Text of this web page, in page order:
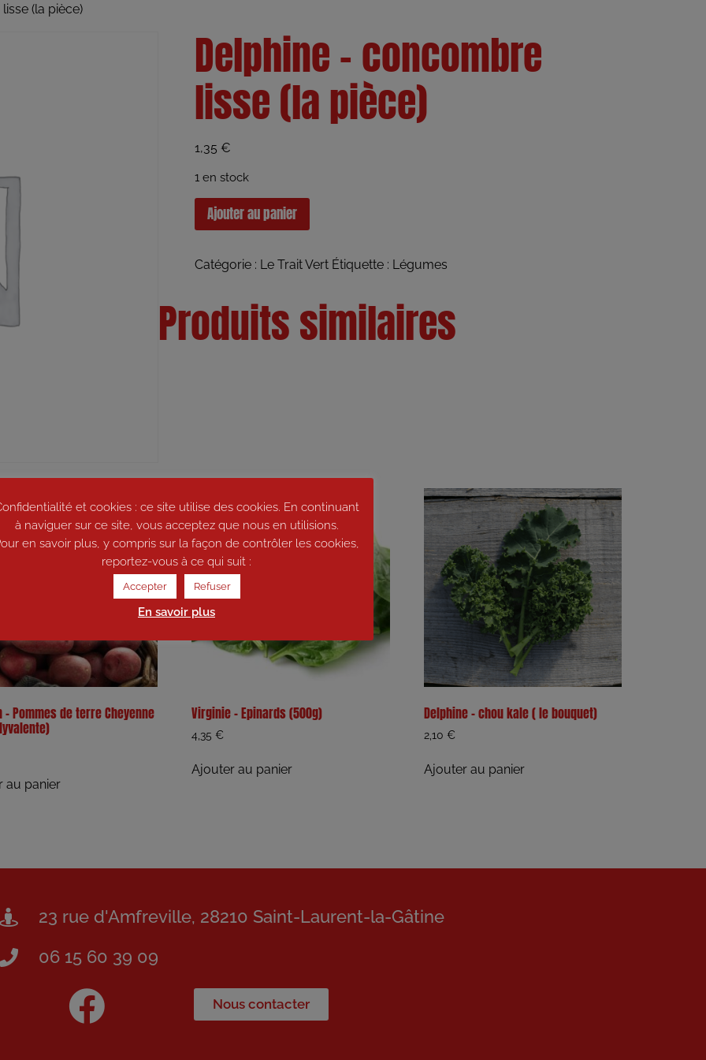
(la pièce)
Delphine – concombre
lisse (la pièce)
1,35 €
1 en stock
Ajouter au panier
Catégorie : Le Trait Vert Étiquette : Légumes
Produits similaires
– Pommes de terre Cheyenne
au panier
Virginie – Epinards (500g)
4,35€
Ajouter au panier
Delphine – chou kale ( le bouquet)
2,10€
Ajouter au panier
23 rue d'Amfreville, 28210 Saint-Laurent-la-Gâtine
06 15 60 39 09
Nous contacter
et cookies : ce site utilise des cookies. En continuant
à naviguer sur ce site, vous acceptez que nous en utilisions.
en savoir plus, y compris sur la façon de contrôler les cookies,
reportez-vous à ce qui suit :
Accepter Refuser
En savoir plus